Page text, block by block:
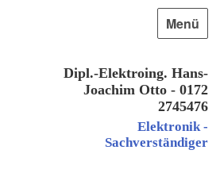
Dipl.-Elektroing. Hans-
Joachim Otto - 0172
2745476
Elektronik -
Sachverständiger
Menü